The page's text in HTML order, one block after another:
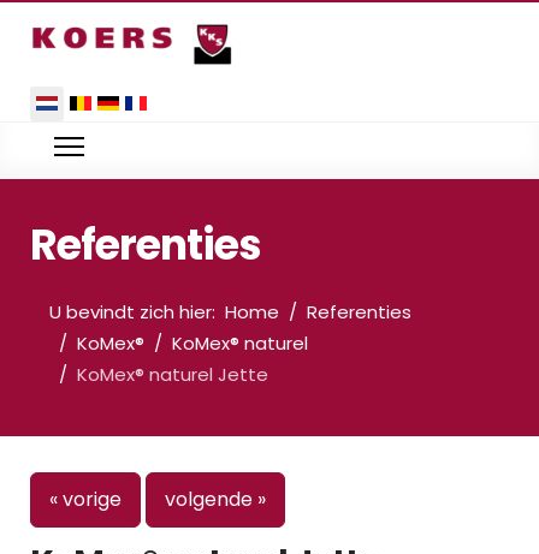
Selecteer de taal
Referenties
U bevindt zich hier: Home
Referenties
KoMex®
KoMex® naturel
KoMex® naturel Jette
« vorige volgende »